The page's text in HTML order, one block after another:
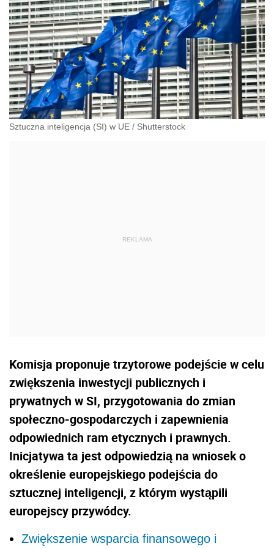
Sztuczna inteligencja (SI) w UE / Shutterstock
Komisja proponuje trzytorowe podejście w celu
zwiększenia inwestycji publicznych i
prywatnych w SI, przygotowania do zmian
społeczno-gospodarczych i zapewnienia
odpowiednich ram etycznych i prawnych.
Inicjatywa ta jest odpowiedzią na wniosek o
określenie europejskiego podejścia do
sztucznej inteligencji, z którym wystąpili
europejscy przywódcy.
Zwiększenie wsparcia finansowego i